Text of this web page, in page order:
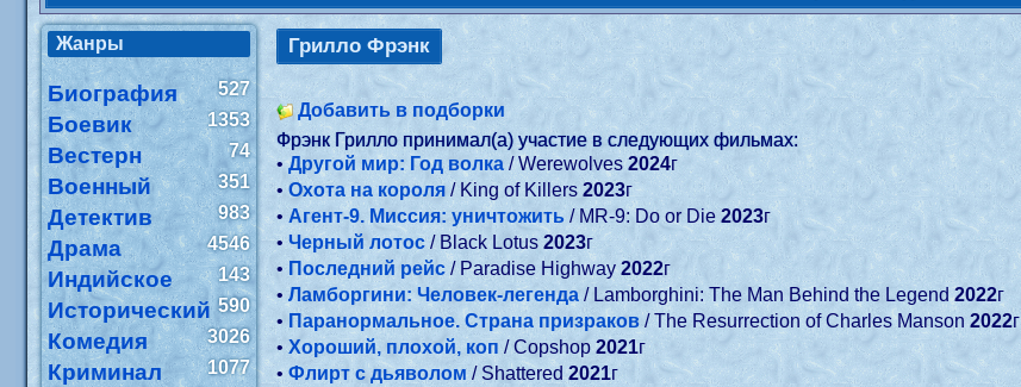
Жанры
Биография 527
Боевик 1353
Вестерн 74
Военный 351
Детектив 983
Драма 4546
Индийское 143
Исторический 590
Комедия 3026
Криминал 1077
Грилло Фрэнк
Добавить в подборки
Фрэнк Грилло принимал(а) участие в следующих фильмах:
•Другой мир: Год волка / Werewolves2024г
•Охота на короля / King of Killers2023г
• Агент-9. Миссия: уничтожить / MR-9: Do or Die2023г
•Черный лотос / Black Lotus2023г
• Последний рейс / Paradise Highway2022г
•Ламборгини: Человек-легенда / Lamborghini: The Man Behind the Legend2022г
• Паранормальное. Страна призраков/ The Resurrection of Charles Manson2022г
•Хороший, плохой, коп / Copshop2021г
•Флирт с дьяволом / Shattered2021г